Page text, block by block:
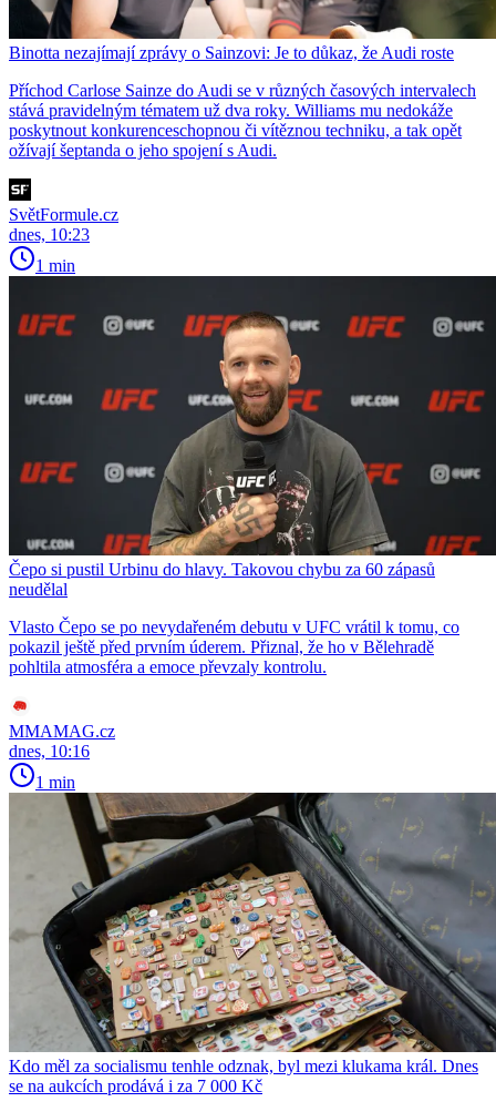
Binotta nezajímají zprávy o Sainzovi: Je to důkaz, že Audi roste
Příchod Carlose Sainze do Audi se v různých časových intervalech
stává pravidelným tématem už dva roky. Williams mu nedokáže
poskytnout konkurenceschopnou či vítěznou techniku, a tak opět
ožívají šeptanda o jeho spojení s Audi.
SvětFormule.cz
dnes, 10:23
1 min
Čepo si pustil Urbinu do hlavy. Takovou chybu za 60 zápasů
neudělal
Vlasto Čepo se po nevydařeném debutu v UFC vrátil k tomu, co
pokazil ještě před prvním úderem. Přiznal, že ho v Bělehradě
pohltila atmosféra a emoce převzaly kontrolu.
MMAMAG.cz
dnes, 10:16
1 min
Kdo měl za socialismu tenhle odznak, byl mezi klukama král. Dnes
se na aukcích prodává i za 7 000 Kč